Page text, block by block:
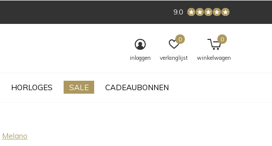
HORLOGES SALE CADEAUBONNEN
inloggen verlanglijst
0
winkelwagen
0
9.0
Melano